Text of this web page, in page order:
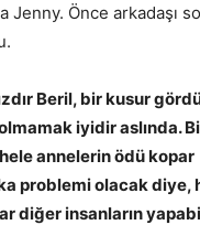
Jenny. Önce arkadaşı
Beril, bir kusur
iyidir aslında.
annelerin ödü kopar
problemi olacak diye,
diğer insanların